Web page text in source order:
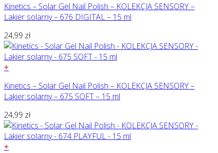
Kinetics – Solar Gel Nail Polish – KOLEKCJA SENSORY –
Lakier solarny – 676 DIGITAL – 15 ml
24,99 zł
+
Kinetics – Solar Gel Nail Polish – KOLEKCJA SENSORY –
Lakier solarny – 675 SOFT – 15 ml
24,99 zł
+